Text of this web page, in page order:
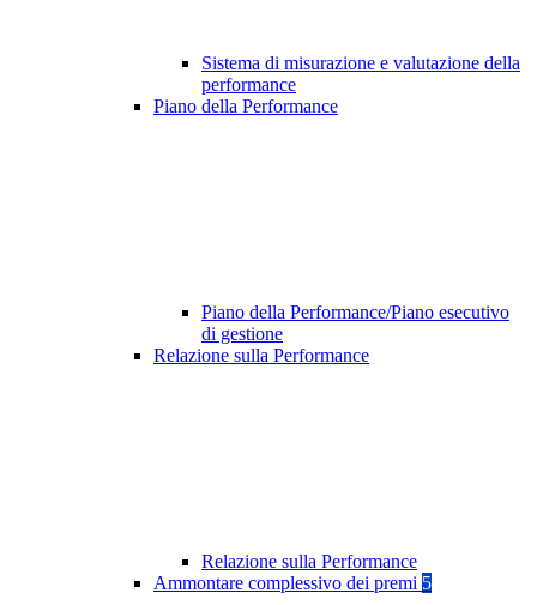
Sistema di misurazione e valutazione della
performance
Piano della Performance
Piano della Performance/Piano esecutivo
di gestione
Relazione sulla Performance
Relazione sulla Performance
Ammontare complessivo dei premi 5